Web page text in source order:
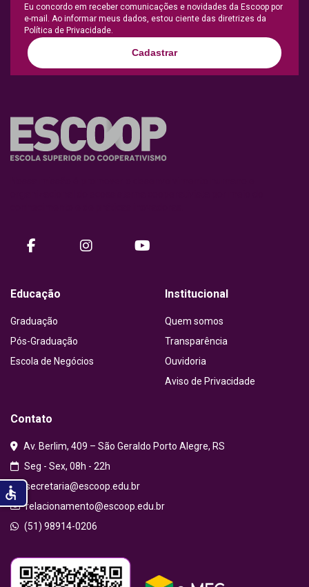
Eu concordo em receber comunicações e novidades da Escoop por
e-mail. Ao informar meus dados, estou ciente das diretrizes da
Política de Privacidade.
Cadastrar
facebookinstagram
Educação
Graduação
Pós-Graduação
Escola de Negócios
Institucional
Quem somos
Transparência
Ouvidoria
Aviso de Privacidade
Contato
Av. Berlim, 409 – São Geraldo Porto Alegre, RS
Seg - Sex, 08h - 22h
secretaria@escoop.edu.br
relacionamento@escoop.edu.br
(51) 98914-0206
accessible